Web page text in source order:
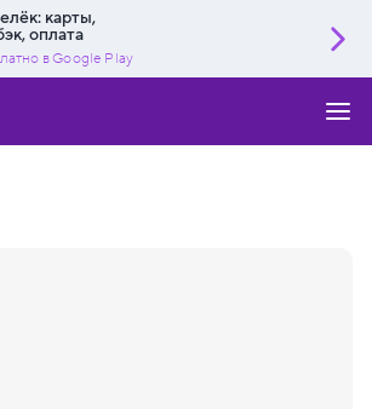
карты,
оплата
в Google Play